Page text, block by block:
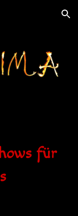
Skip to navigation
für